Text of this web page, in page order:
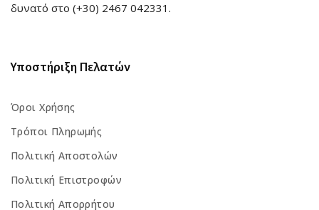
δυνατό στο (+30) 2467 042331 .
Υποστήριξη Πελατών
Όροι Χρήσης
Τρόποι Πληρωμής
Πολιτική Αποστολών
Πολιτική Επιστροφών
Πολιτική Απορρήτου